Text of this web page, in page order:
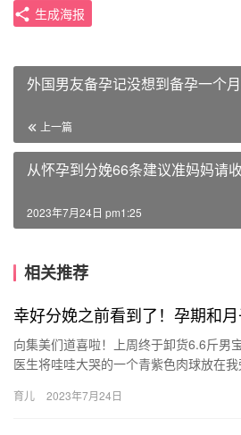
生成海报
外国男友备孕记没想到备孕一个
上一篇
从怀孕到分娩66条建议准妈妈请收
2023年7月24日 pm1:25
相关推荐
幸好分娩之前看到了！孕期和月
向集美们道喜啦！上周终于卸货6.6斤男
医生将哇哇大哭的一个青紫色肉球放在
于…
育儿 2023年7月24日